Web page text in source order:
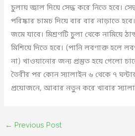
চুলায় জ্বাল দিয়ে সেদ্ধ করে নিতে হবে।
পরিষ্কার চামচ দিয়ে বার বার নাড়াতে
জমে যাবে। মিশ্রণটি চুলা থেকে নামিয়ে
মিশিয়ে দিতে হবে। (পানি লবণাক্ত হলে
না) খাওয়ানোর জন্য প্রস্তুত হয়ে গেলো
তৈরীর পর কোন স্যালাইন ৬ থেকে ৭
প্রয়োজনে, আবার নতুন করে খাবার
← Previous Post